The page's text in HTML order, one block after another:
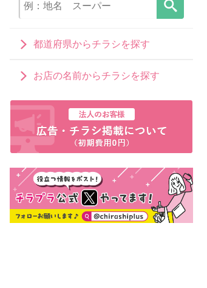
都道府県からチラシを探す
お店の名前からチラシを探す